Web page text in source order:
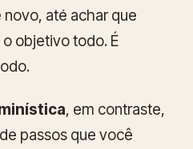
até achar que
objetivo todo. É
, em contraste,
passos que você